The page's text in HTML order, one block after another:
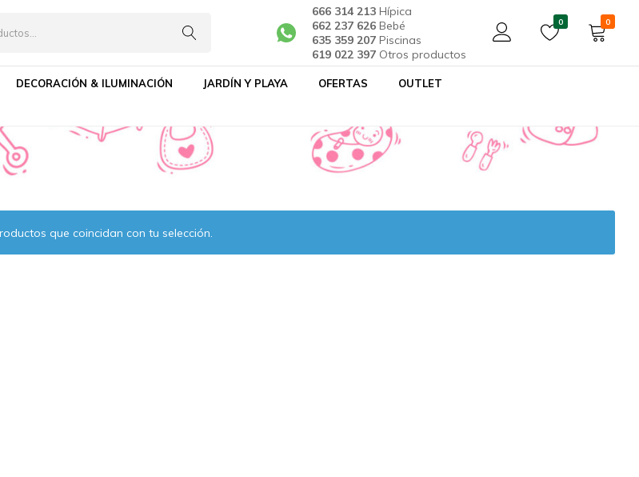
666 314 213 Hípica
662 237 626 Bebé
635 359 207 Piscinas
619 022 397 Otros productos
0 0
DECORACIÓN & ILUMINACIÓN JARDÍN Y PLAYA OFERTAS
OUTLET
que coincidan con tu selección.